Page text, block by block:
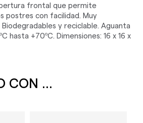
frontal que permite
postres con facilidad. Muy
y reciclable. Aguanta
hasta +70ºC. Dimensiones: 16 x 16 x
CON ...